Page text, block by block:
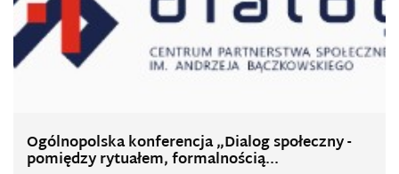
Ogólnopolska konferencja „Dialog społeczny -
pomiędzy rytuałem, formalnością...